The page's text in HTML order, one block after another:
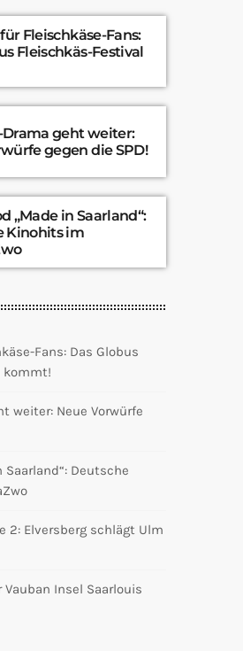
Fleischkäse-Fans:
Fleischkäs-Festival
Drama geht weiter:
gegen die SPD!
„Made in Saarland“:
Kinohits im
Fans: Das Globus
kommt!
weiter: Neue Vorwürfe
Saarland“: Deutsche
2: Elversberg schlägt Ulm
Insel Saarlouis